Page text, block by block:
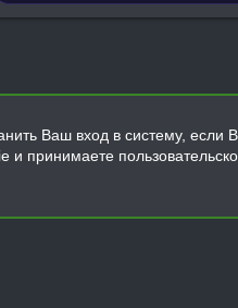
Ваш вход в систему, если
принимаете